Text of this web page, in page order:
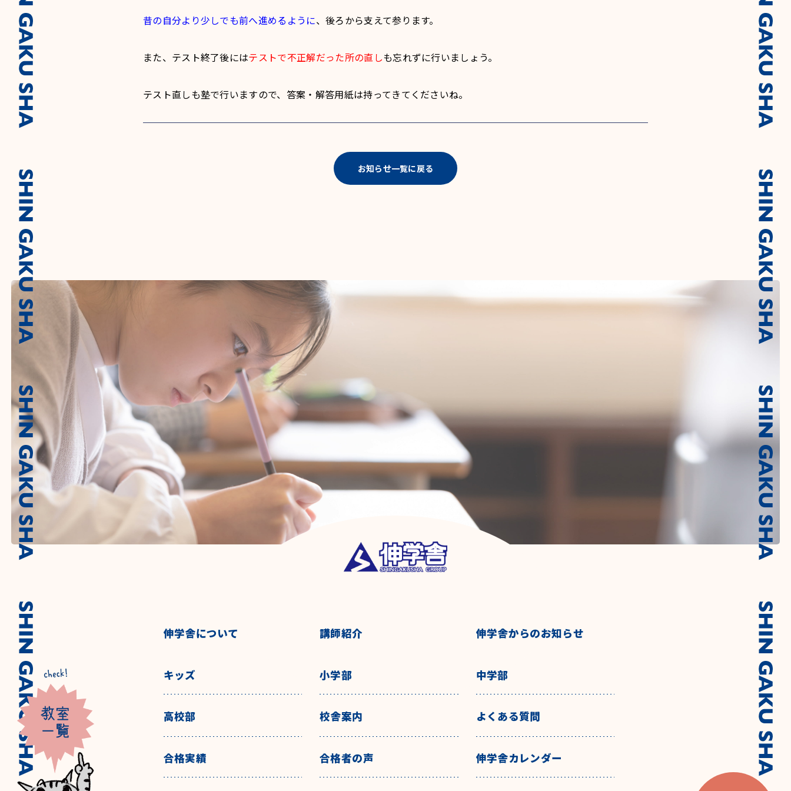
昔の自分より少しでも前へ進めるように、後ろから支えて参ります。
また、テスト終了後にはテストで不正解だった所の直しも忘れずに行いましょう。
テスト直しも塾で行いますので、答案・解答用紙は持ってきてくださいね。
お知らせ一覧に戻る
伸学舎について 講師紹介 伸学舎からのお知らせ
キッズ 小学部 中学部
高校部 校舎案内 よくある質問
合格実績 合格者の声 伸学舎カレンダー